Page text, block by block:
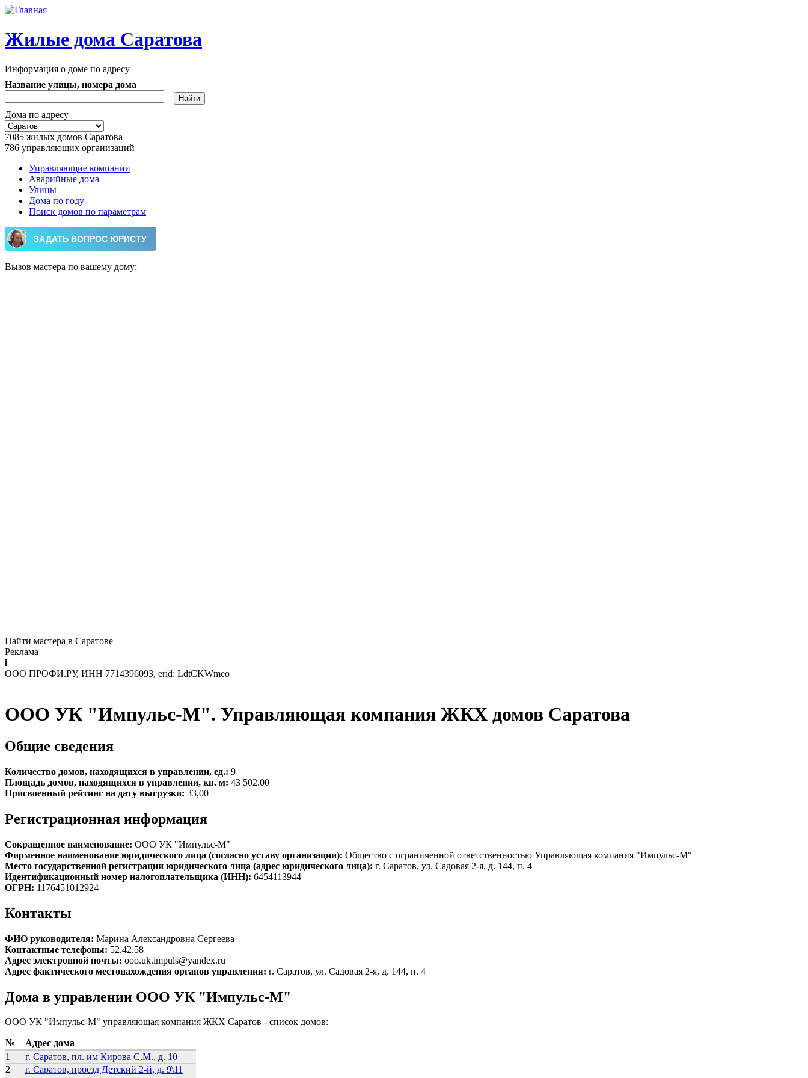
Перейти к основному содержанию
Жилые дома Саратова
Информация о доме по адресу
Название улицы, номера дома
Дома по адресу
7085 жилых домов Саратова
786 управляющих организаций
Главное меню
Управляющие компании
Аварийные дома
Улицы
Дома по году
Поиск домов по параметрам
Вызов мастера по вашему дому:
Найти мастера в Саратове
Реклама
i
ООО ПРОФИ.РУ, ИНН 7714396093, erid: LdtCKWmeo
ООО УК "Импульс-М". Управляющая компания ЖКХ домов Саратова
Общие сведения
Количество домов, находящихся в управлении, ед.: 9
Площадь домов, находящихся в управлении, кв. м: 43 502.00
Присвоенный рейтинг на дату выгрузки: 33,00
Регистрационная информация
Сокращенное наименование: ООО УК "Импульс-М"
Фирменное наименование юридического лица (согласно уставу организации): Общество с ограниченной ответственностью Управляющая компания "Импульс-М"
Место государственной регистрации юридического лица (адрес юридического лица): г. Саратов, ул. Садовая 2-я, д. 144, п. 4
Идентификационный номер налогоплательщика (ИНН): 6454113944
ОГРН: 1176451012924
Контакты
ФИО руководителя: Марина Александровна Сергеева
Контактные телефоны: 52.42.58
Адрес электронной почты: ooo.uk.impuls@yandex.ru
Адрес фактического местонахождения органов управления: г. Саратов, ул. Садовая 2-я, д. 144, п. 4
Дома в управлении ООО УК "Импульс-М"
ООО УК "Импульс-М" управляющая компания ЖКХ Саратов - список домов:
№
Адрес дома
1
г. Саратов, пл. им Кирова С.М., д. 10
2
г. Саратов, проезд Детский 2-й, д. 9\11